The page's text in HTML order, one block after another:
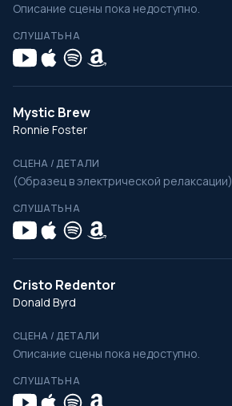
Описание сцены пока недоступно.
СЛУШАТЬ НА
Mystic Brew
Ronnie Foster
СЦЕНА / ДЕТАЛИ
(Образец в электрической релаксации)
СЛУШАТЬ НА
Cristo Redentor
Donald Byrd
СЦЕНА / ДЕТАЛИ
Описание сцены пока недоступно.
СЛУШАТЬ НА